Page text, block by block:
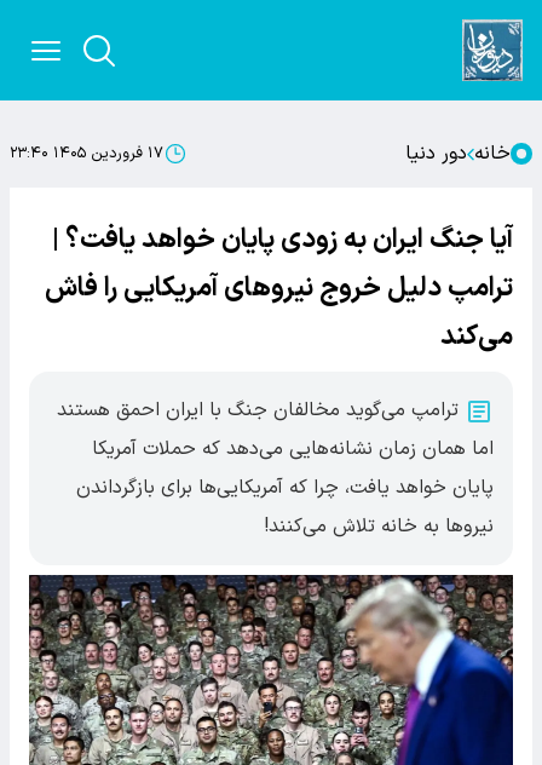
خانه دور دنیا ۱۷ فروردین ۱۴۰۵ ۲۳:۴۰
آیا جنگ ایران به زودی پایان خواهد یافت؟ |
ترامپ دلیل خروج نیروهای آمریکایی را فاش
می‌کند
ترامپ می‌گوید مخالفان جنگ با ایران احمق هستند
اما همان زمان نشانه‌هایی می‌دهد که حملات آمریکا
پایان خواهد یافت، چرا که آمریکایی‌ها برای بازگرداندن
نیروها به خانه تلاش می‌کنند!